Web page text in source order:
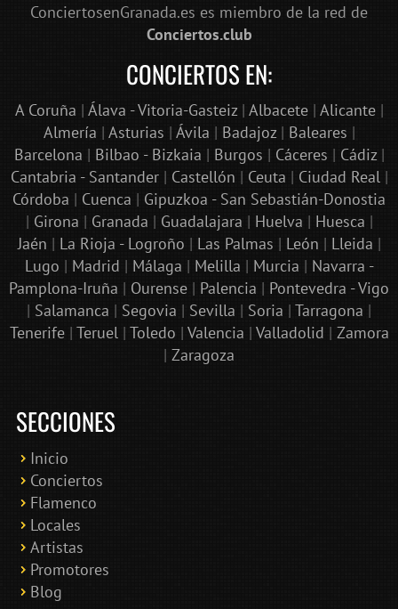
ConciertosenGranada.es es miembro de la red de
Conciertos.club
CONCIERTOS EN:
A Coruña | Álava - Vitoria-Gasteiz| Albacete| Alicante|
Almería | Asturias | Ávila | Badajoz| Baleares |
Barcelona | Bilbao - Bizkaia | Burgos | Cáceres | Cádiz|
Cantabria - Santander| Castellón | Ceuta | Ciudad Real|
Córdoba | Cuenca | Gipuzkoa - San Sebastián-Donostia
| Girona | Granada | Guadalajara | Huelva | Huesca |
Jaén | La Rioja - Logroño | Las Palmas | León | Lleida |
Lugo | Madrid | Málaga | Melilla | Murcia | Navarra -
Pamplona-Iruña | Ourense | Palencia | Pontevedra - Vigo
| Salamanca | Segovia | Sevilla | Soria | Tarragona |
Tenerife| Teruel| Toledo | Valencia | Valladolid | Zamora
| Zaragoza
SECCIONES
Inicio
Conciertos
Flamenco
Locales
Artistas
Promotores
Blog